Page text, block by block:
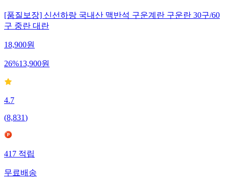
[품질보장] 신선하랑 국내산 맥반석 구운계란 구운란 30구/60
구 중란 대란
18,900원
26%13,900원
4.7
(8,831)
417 적립
무료배송